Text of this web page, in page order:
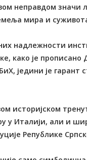
неправдом значи
мира и
надлежности
како је прописано
једини је гарант
историјском
у Италији, али и
Републике